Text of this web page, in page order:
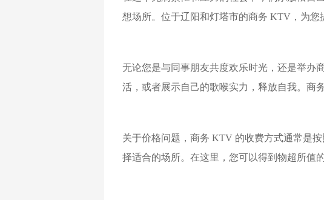
想场所。位于辽阳和灯塔市的商务 KTV，为您
无论您是与同事朋友共度欢乐时光，还是举办
活，或者展示自己的歌喉实力，释放自我。商
关于价格问题，商务 KTV 的收费方式通常是
择适合的场所。在这里，您可以得到物超所值